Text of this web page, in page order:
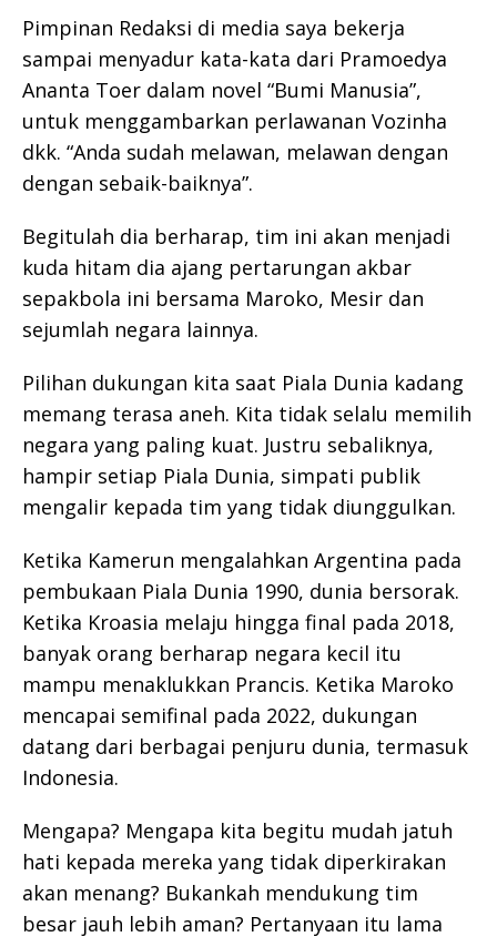
Pimpinan Redaksi di media saya bekerja
sampai menyadur kata-kata dari Pramoedya
Ananta Toer dalam novel “Bumi Manusia”,
untuk menggambarkan perlawanan Vozinha
dkk. “Anda sudah melawan, melawan dengan
dengan sebaik-baiknya”.
Begitulah dia berharap, tim ini akan menjadi
kuda hitam dia ajang pertarungan akbar
sepakbola ini bersama Maroko, Mesir dan
sejumlah negara lainnya.
Pilihan dukungan kita saat Piala Dunia kadang
memang terasa aneh. Kita tidak selalu memilih
negara yang paling kuat. Justru sebaliknya,
hampir setiap Piala Dunia, simpati publik
mengalir kepada tim yang tidak diunggulkan.
Ketika Kamerun mengalahkan Argentina pada
pembukaan Piala Dunia 1990, dunia bersorak.
Ketika Kroasia melaju hingga final pada 2018,
banyak orang berharap negara kecil itu
mampu menaklukkan Prancis. Ketika Maroko
mencapai semifinal pada 2022, dukungan
datang dari berbagai penjuru dunia, termasuk
Indonesia.
Mengapa? Mengapa kita begitu mudah jatuh
hati kepada mereka yang tidak diperkirakan
akan menang? Bukankah mendukung tim
besar jauh lebih aman? Pertanyaan itu lama